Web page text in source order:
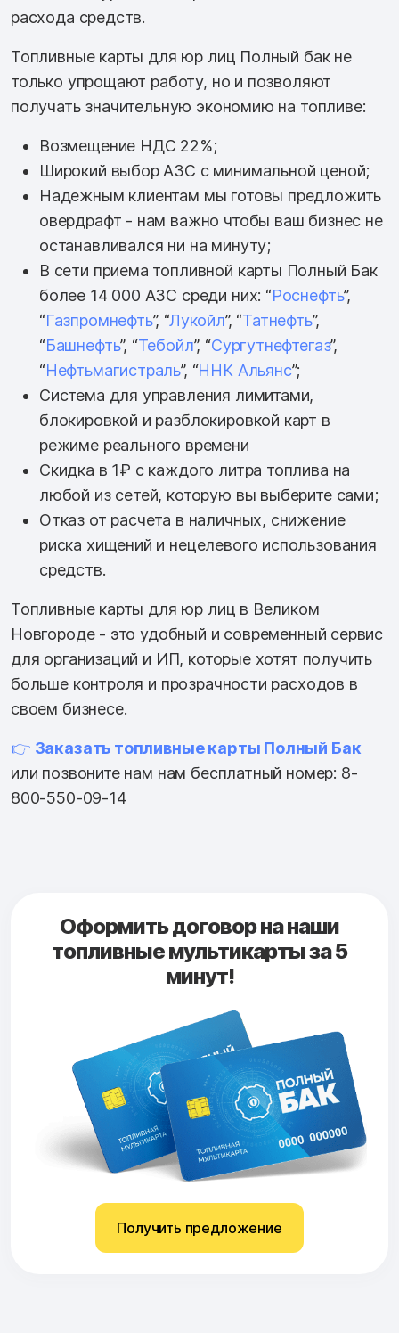
расхода средств.
Топливные карты для юр лиц Полный бак не
только упрощают работу, но и позволяют
получать значительную экономию на топливе:
Возмещение НДС 22%;
Широкий выбор АЗС с минимальной ценой;
Надежным клиентам мы готовы предложить
овердрафт - нам важно чтобы ваш бизнес не
останавливался ни на минуту;
В сети приема топливной карты Полный Бак
более 14 000 АЗС среди них: “Роснефть”,
“Газпромнефть”, “Лукойл”, “Татнефть”,
“Башнефть”, “Тебойл”, “Сургутнефтегаз”,
“Нефтьмагистраль”, “ННК Альянс”;
Система для управления лимитами,
блокировкой и разблокировкой карт в
режиме реального времени
Скидка в 1₽ с каждого литра топлива на
любой из сетей, которую вы выберите сами;
Отказ от расчета в наличных, снижение
риска хищений и нецелевого использования
средств.
Топливные карты для юр лиц в Великом
Новгороде - это удобный и современный сервис
для организаций и ИП, которые хотят получить
больше контроля и прозрачности расходов в
своем бизнесе.
👉 Заказать топливные карты Полный Бак
или позвоните нам нам бесплатный номер: 8-
800-550-09-14
Оформить договор на наши
топливные мультикарты за 5
минут!
Получить предложение